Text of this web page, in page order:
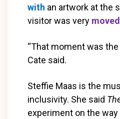
with an artwork at the
visitor was very moved
“That moment was
Cate said.
Steffie Maas is the
inclusivity. She said
experiment on the